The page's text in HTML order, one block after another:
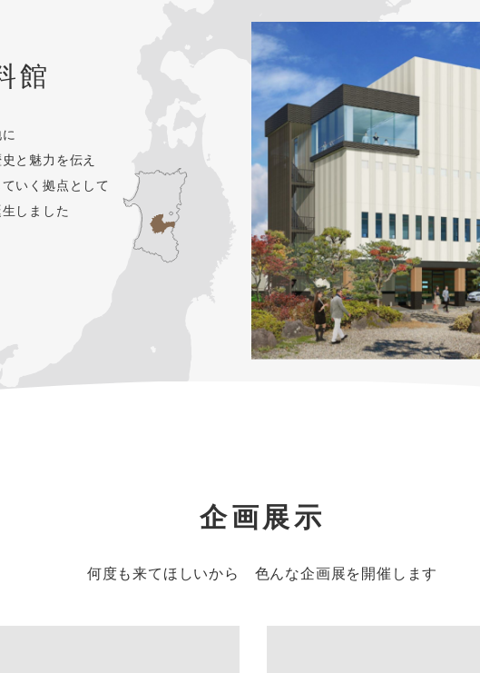
館
と魅力を伝え
いく拠点として
しました
企画展示
何度も来てほしいから 色んな企画展を開催します